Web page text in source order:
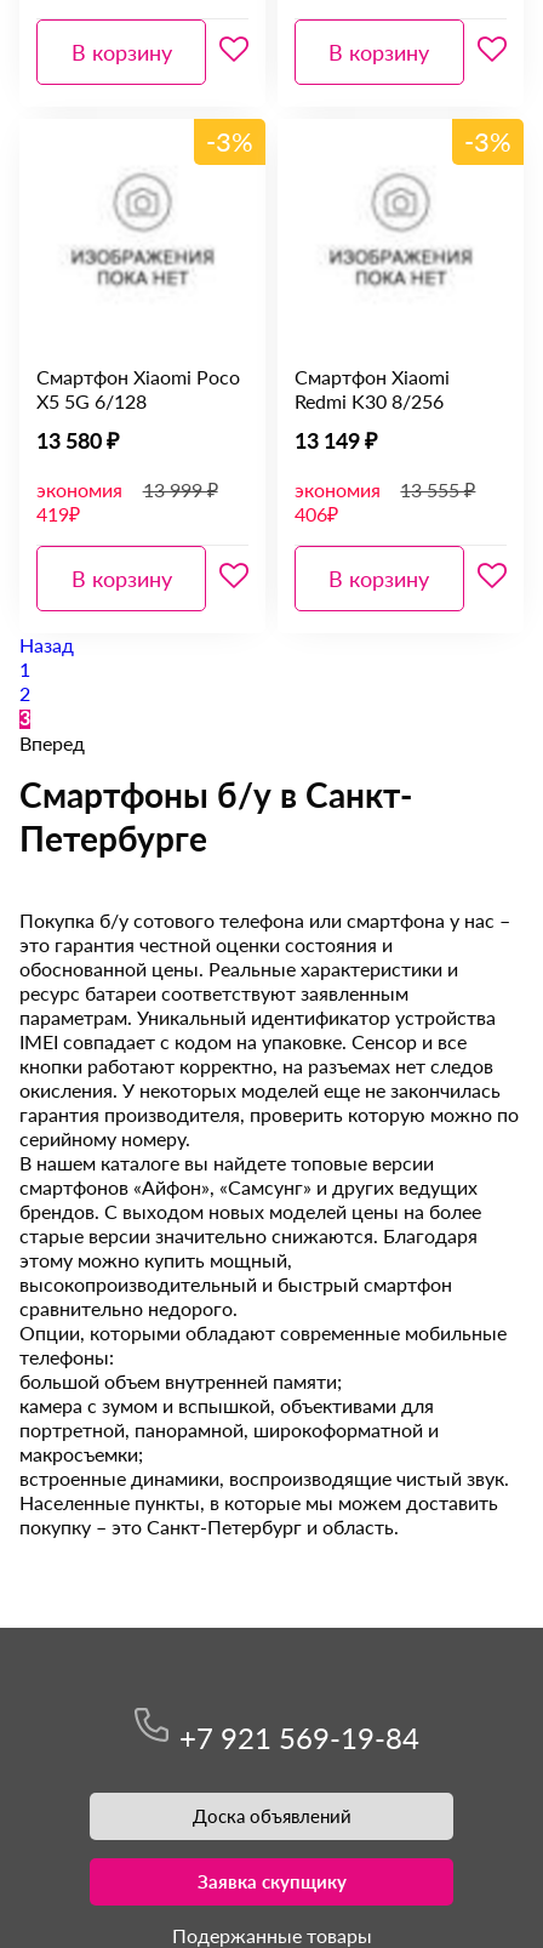
В корзину В корзину
-3%
Смартфон Xiaomi Poco
X5 5G 6/128
13 580 ₽
экономия
419₽
13 999 ₽
В корзину
-3%
Смартфон Xiaomi
Redmi K30 8/256
13 149 ₽
экономия
406₽
13 555 ₽
В корзину
Назад
1
2
3
Вперед
Смартфоны б/у в Санкт-
Петербурге
Покупка б/у сотового телефона или смартфона у нас –
это гарантия честной оценки состояния и
обоснованной цены. Реальные характеристики и
ресурс батареи соответствуют заявленным
параметрам. Уникальный идентификатор устройства
IMEI совпадает с кодом на упаковке. Сенсор и все
кнопки работают корректно, на разъемах нет следов
окисления. У некоторых моделей еще не закончилась
гарантия производителя, проверить которую можно по
серийному номеру.
В нашем каталоге вы найдете топовые версии
смартфонов «Айфон», «Самсунг» и других ведущих
брендов. С выходом новых моделей цены на более
старые версии значительно снижаются. Благодаря
этому можно купить мощный,
высокопроизводительный и быстрый смартфон
сравнительно недорого.
Опции, которыми обладают современные мобильные
телефоны:
большой объем внутренней памяти;
камера с зумом и вспышкой, объективами для
портретной, панорамной, широкоформатной и
макросъемки;
встроенные динамики, воспроизводящие чистый звук.
Населенные пункты, в которые мы можем доставить
покупку – это Санкт-Петербург и область.
+7 921 569-19-84
Доска объявлений
Заявка скупщику
Подержанные товары